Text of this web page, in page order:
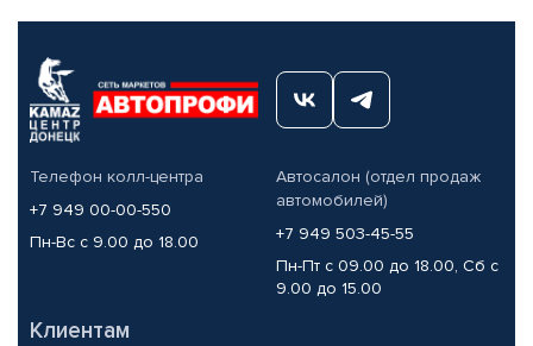
Телефон колл-центра
+7 949 00-00-550
Пн-Вс с 9.00 до 18.00
Автосалон (отдел продаж
автомобилей)
+7 949 503-45-55
Пн-Пт с 09.00 до 18.00, Сб с
9.00 до 15.00
Клиентам